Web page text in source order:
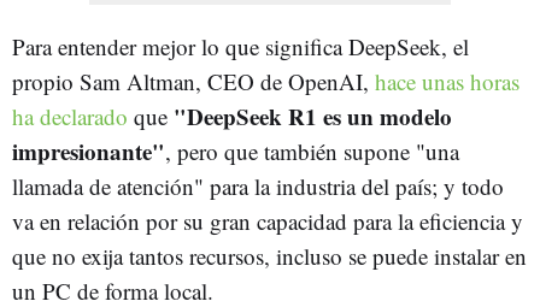
Para entender mejor lo que significa DeepSeek, el
propio Sam Altman, CEO de OpenAI, hace unas horas
ha declarado que "DeepSeek R1 es un modelo
impresionante", pero que también supone "una
llamada de atención" para la industria del país; y todo
va en relación por su gran capacidad para la eficiencia y
que no exija tantos recursos, incluso se puede instalar en
un PC de forma local.